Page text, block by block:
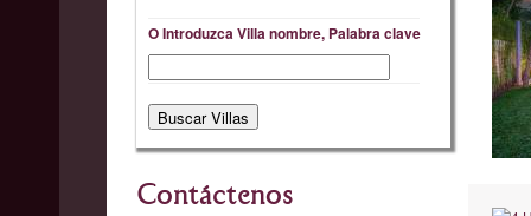
O Introduzca Villa nombre, Palabra clave
Contáctenos